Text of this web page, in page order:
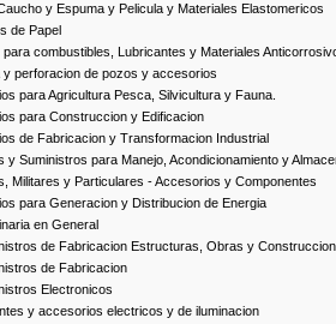
y Espuma y Pelicula y Materiales Elastomericos
de Papel
combustibles, Lubricantes y Materiales
y perforacion de pozos y accesorios
para Agricultura Pesca, Silvicultura y Fauna.
para Construccion y Edificacion
de Fabricacion y Transformacion Industrial
y Suministros para Manejo, Acondicionamiento y
Militares y Particulares - Accesorios y Componentes
para Generacion y Distribucion de Energia
en General
de Fabricacion Estructuras, Obras y
de Fabricacion
Electronicos
y accesorios electricos y de iluminacion